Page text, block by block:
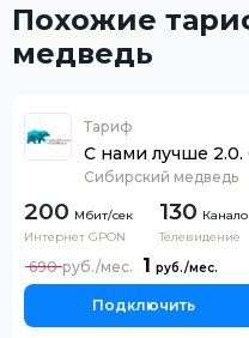
Похожие
медведь
Тариф
С нами лучше
Сибирский медведь
200
Интернет GPON
130
Телевидение
1
690
Подключить